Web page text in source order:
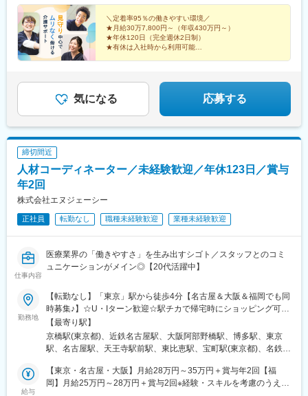
り自動車で12分■ウィルの重度訪問介護 福岡福岡県福岡市博多区
築港本町6-1 福岡印刷会館401アクセス：空港線・箱崎線「中洲川
端駅」より自動車で6分＜WyL株式会社 本部＞東京都墨田区錦糸
1-2-1 リージャス錦糸町アルカセントラル ビジネスセンターオフ
ィス148最寄り駅：錦糸町駅※受動喫煙対策：屋内全面禁煙※変更
＼定着率95％の働きやすい環境／
★月給30万7,800円～（年収430万円～）
★年休120日（完全週休2日制）
★有休は入社時から利用可能
気になる 応募する
締切間近
人材コーディネーター／未経験歓迎／年休123日／賞与
年2回
株式会社エヌジェーシー
正社員 転勤なし 職種未経験歓迎 業種未経験歓迎
仕事内容
医療業界の「働きやすさ」を生み出すシゴト／スタッフとのコミ
ュニケーションがメイン◎【20代活躍中】
勤務地
【転勤なし】「東京」駅から徒歩4分【名古屋＆大阪＆福岡でも同
時募集♪】☆U・Iターン歓迎☆駅チカで帰宅時にショッピング可
能！■東京支社…「東京」駅から徒歩4分 ※積極採用中東京都中
央区京橋1丁目1-1 八重洲ダイビル9F■名古屋支社…「名古屋」駅
から徒歩5分愛知県名古屋市中村区名駅4丁目6-23 第三堀内ビル
倍野筋1-1-43 あべのハルカス28F■福岡支社… 「博多」駅から徒
歩5分福岡県福岡市博多区博多駅東2丁目2-2 博多東ハニービル
【最寄り駅】
京橋駅(東京都)、近鉄名古屋駅、大阪阿部野橋駅、博多駅、東京
駅、名古屋駅、天王寺駅前駅、東比恵駅、宝町駅(東京都)、名鉄名
給与
【東京・名古屋・大阪】月給28万円～35万円＋賞与年2回【福
岡】月給25万円～28万円＋賞与2回※経験・スキルを考慮のうえ、